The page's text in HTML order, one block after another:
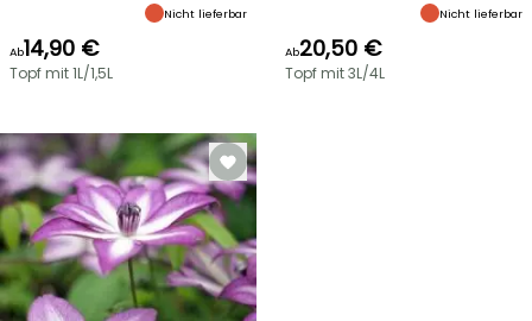
Nicht lieferbar
Ab14,90 €
Topf mit 1L/1,5L
Nicht lieferbar
Ab20,50 €
Topf mit 3L/4L